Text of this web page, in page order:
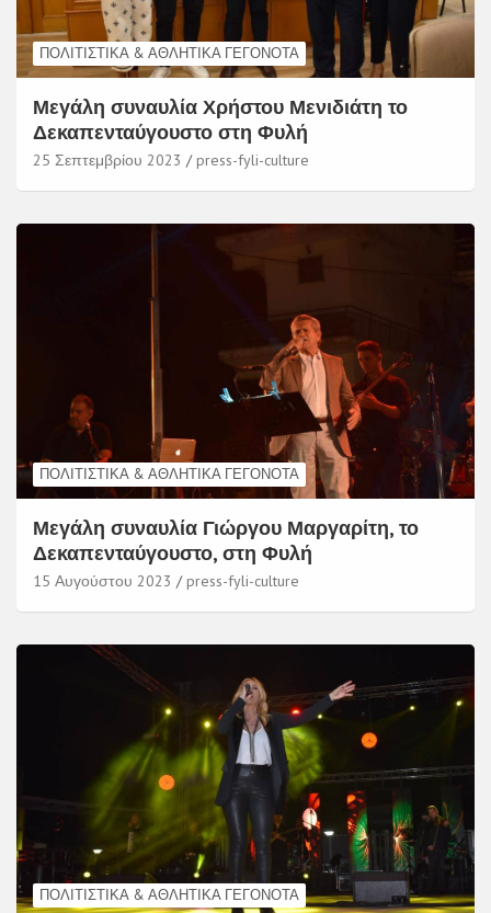
ΠΟΛΙΤΙΣΤΙΚΆ & ΑΘΛΗΤΙΚΆ ΓΕΓΟΝΌΤΑ
Μεγάλη συναυλία Χρήστου Μενιδιάτη το
Δεκαπενταύγουστο στη Φυλή
25 Σεπτεμβρίου 2023 press-fyli-culture
ΠΟΛΙΤΙΣΤΙΚΆ & ΑΘΛΗΤΙΚΆ ΓΕΓΟΝΌΤΑ
Μεγάλη συναυλία Γιώργου Μαργαρίτη, το
Δεκαπενταύγουστο, στη Φυλή
15 Αυγούστου 2023 press-fyli-culture
ΠΟΛΙΤΙΣΤΙΚΆ & ΑΘΛΗΤΙΚΆ ΓΕΓΟΝΌΤΑ